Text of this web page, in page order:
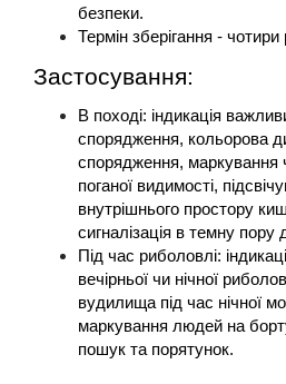
безпеки.
Термін зберігання - чотири
Застосування:
В поході: індикація
спорядження, кольорова
спорядження, маркування
поганої видимості,
внутрішнього простору
сигналізація в темну пору
Під час риболовлі:
вечірньої чи нічної
вудилища під час нічної
маркування людей на
пошук та порятунок.